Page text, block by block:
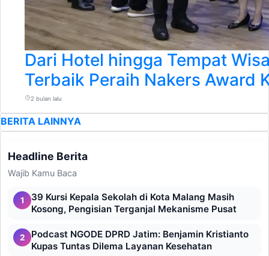
Dari Hotel hingga Tempat
Terbaik Peraih Nakers Award
2 bulan lalu
BERITA LAINNYA
Headline Berita
Wajib Kamu Baca
1
39 Kursi Kepala Sekolah di Kota Malang Masih
Kosong, Pengisian Terganjal Mekanisme Pusat
2
Podcast NGODE DPRD Jatim: Benjamin Kristianto
Kupas Tuntas Dilema Layanan Kesehatan